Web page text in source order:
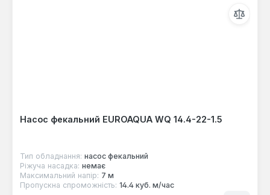
Насос фекальний EUROAQUA WQ 14.4-22-1.5
Тип обладнання: насос фекальний
Ріжуча насадка: немає
Максимальний напір: 7 м
Пропускна спроможність: 14.4 куб. м/час